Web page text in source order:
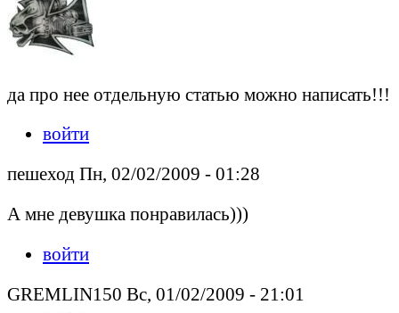
да про нее отдельную статью можно написать!!!
войти
пешеход Пн, 02/02/2009 - 01:28
А мне девушка понравилась)))
войти
GREMLIN150 Вс, 01/02/2009 - 21:01